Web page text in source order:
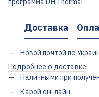
Доставка
Новой почтой по
Подробнее о доставке
Наличными при
Карой он-лайн